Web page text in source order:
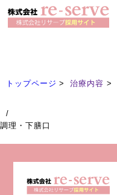
Treatment
トップページ 治療内容
/
調理・下膳口